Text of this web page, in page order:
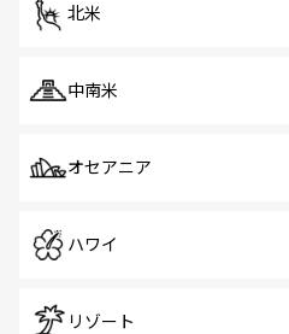
北米
中南米
オセアニア
ハワイ
リゾート